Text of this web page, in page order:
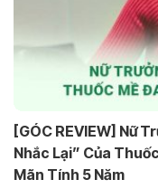
[GÓC REVIEW] Nữ
Nhắc Lại” Của
Mãn Tính 5 Năm